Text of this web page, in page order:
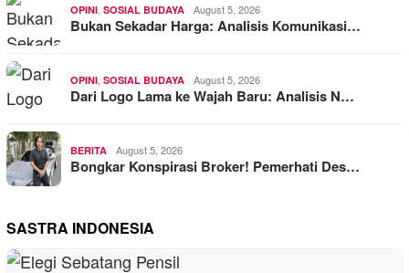
OPINI SOSIAL BUDAYA August 5, 2026
Bukan Sekadar Harga: Analisis Komunikasi…
OPINI SOSIAL BUDAYA August 5, 2026
Dari Logo Lama ke Wajah Baru: Analisis N…
BERITA August 5, 2026
Bongkar Konspirasi Broker! Pemerhati Des…
SASTRA INDONESIA